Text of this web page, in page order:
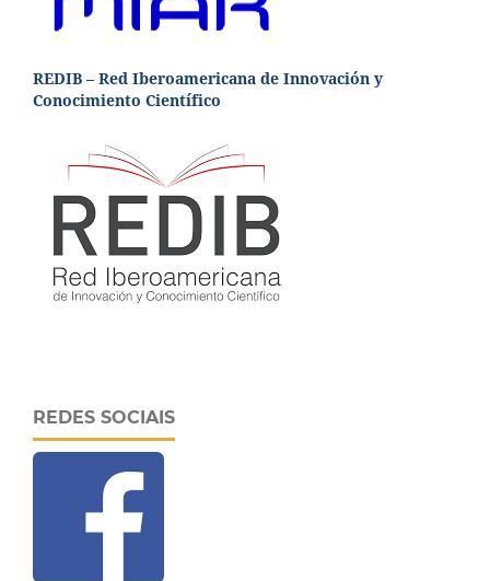
REDIB – Red Iberoamericana de Innovación y
Conocimiento Científico
REDES SOCIAIS